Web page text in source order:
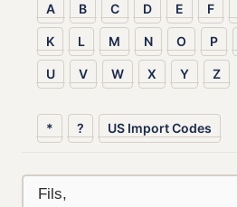
A B C D E F
K L M N O P
U V W X Y Z
* ? US Import Codes